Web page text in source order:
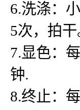
6.洗涤：
5次，拍干
7.显色：
钟.
8.终止：